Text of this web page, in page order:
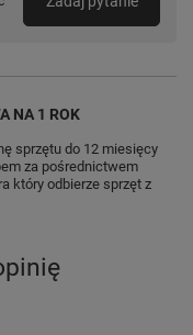
NA 1 ROK
sprzętu do 12 miesięcy
za pośrednictwem
który odbierze sprzęt z